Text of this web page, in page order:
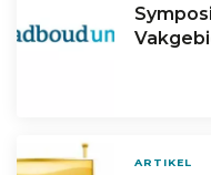
ARTIKEL